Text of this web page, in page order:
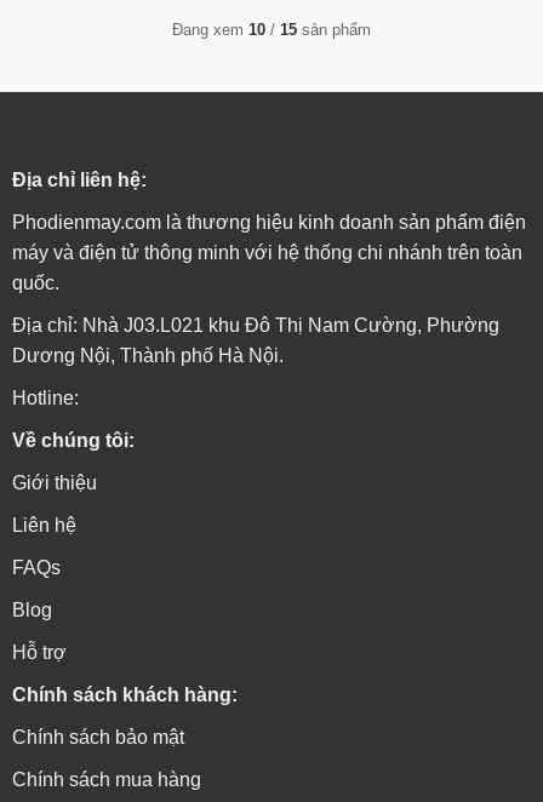
Đang xem 10 / 15 sản phẩm
Địa chỉ liên hệ:
Phodienmay.com là thương hiệu kinh doanh sản phẩm điện
máy và điện tử thông minh với hệ thống chi nhánh trên toàn
quốc.
Địa chỉ: Nhà J03.L021 khu Đô Thị Nam Cường, Phường
Dương Nội, Thành phố Hà Nội.
Hotline:
Về chúng tôi:
Giới thiệu
Liên hệ
FAQs
Blog
Hỗ trợ
Chính sách khách hàng:
Chính sách bảo mật
Chính sách mua hàng